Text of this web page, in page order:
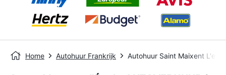
Home Autohuur Frankrijk Autohuur Saint Maixent